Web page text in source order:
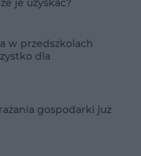
je uzyskać?
w przedszkolach
dla
gospodarki już